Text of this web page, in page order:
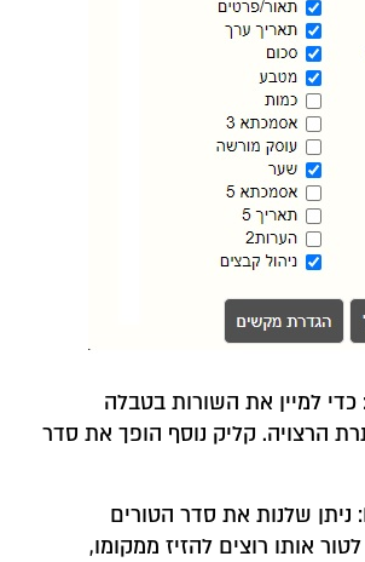
כדי למיין את השורות בטבלה
הרצויה. קליק נוסף הופך את סדר
: ניתן שלנות את סדר הטורים
אותו רוצים להזיז ממקומו,